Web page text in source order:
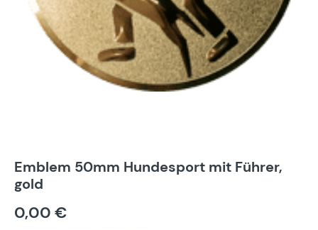
Emblem 50mm Hundesport mit Führer,
gold
0,00 €